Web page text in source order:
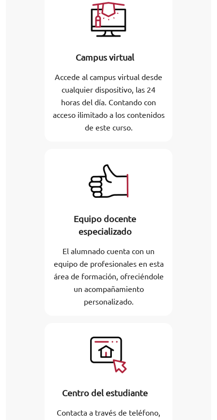
Campus virtual
Accede al campus virtual desde
cualquier dispositivo, las 24
horas del día. Contando con
acceso ilimitado a los contenidos
de este curso.
Equipo docente
especializado
El alumnado cuenta con un
equipo de profesionales en esta
área de formación, ofreciéndole
un acompañamiento
personalizado.
Centro del estudiante
Contacta a través de teléfono,